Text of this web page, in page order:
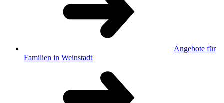
Angebote für
Familien in Weinstadt